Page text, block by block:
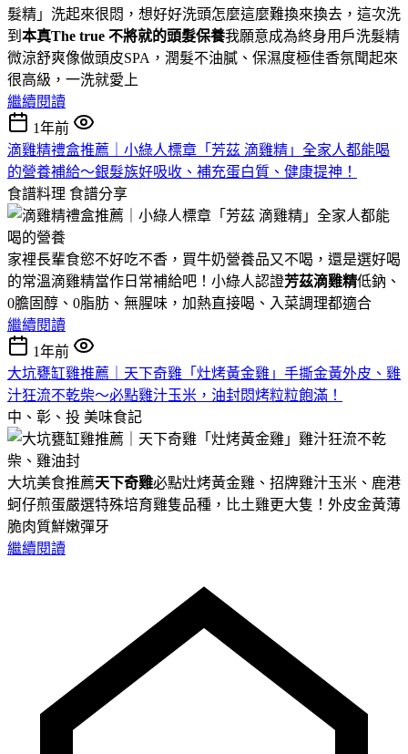
髮精」洗起來很悶，想好好洗頭怎麼這麼難換來換去，這次洗
到 本真The true 不將就的頭髮保養我願意成為終身用戶洗髮精
微涼舒爽像做頭皮SPA，潤髮不油膩、保濕度極佳香氛聞起來
很高級，一洗就愛上
繼續閱讀
1年前
滴雞精禮盒推薦｜小綠人標章「芳茲 滴雞精」全家人都能喝
的營養補給～銀髮族好吸收、補充蛋白質、健康提神！
食譜料理 食譜分享
家裡長輩食慾不好吃不香，買牛奶營養品又不喝，還是選好喝
的常溫滴雞精當作日常補給吧！小綠人認證芳茲滴雞精低鈉、
0膽固醇、0脂肪、無腥味，加熱直接喝、入菜調理都適合
繼續閱讀
1年前
大坑甕缸雞推薦｜天下奇雞「灶烤黃金雞」手撕金黃外皮、雞
汁狂流不乾柴～必點雞汁玉米，油封悶烤粒粒飽滿！
中、彰、投 美味食記
大坑美食推薦天下奇雞必點灶烤黃金雞、招牌雞汁玉米、鹿港
蚵仔煎蛋嚴選特殊培育雞隻品種，比土雞更大隻！外皮金黃薄
脆肉質鮮嫩彈牙
繼續閱讀